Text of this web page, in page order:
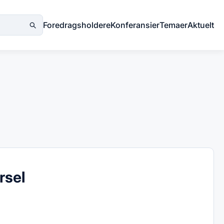
ForedragsholdereKonferansierTemaerAktuelt